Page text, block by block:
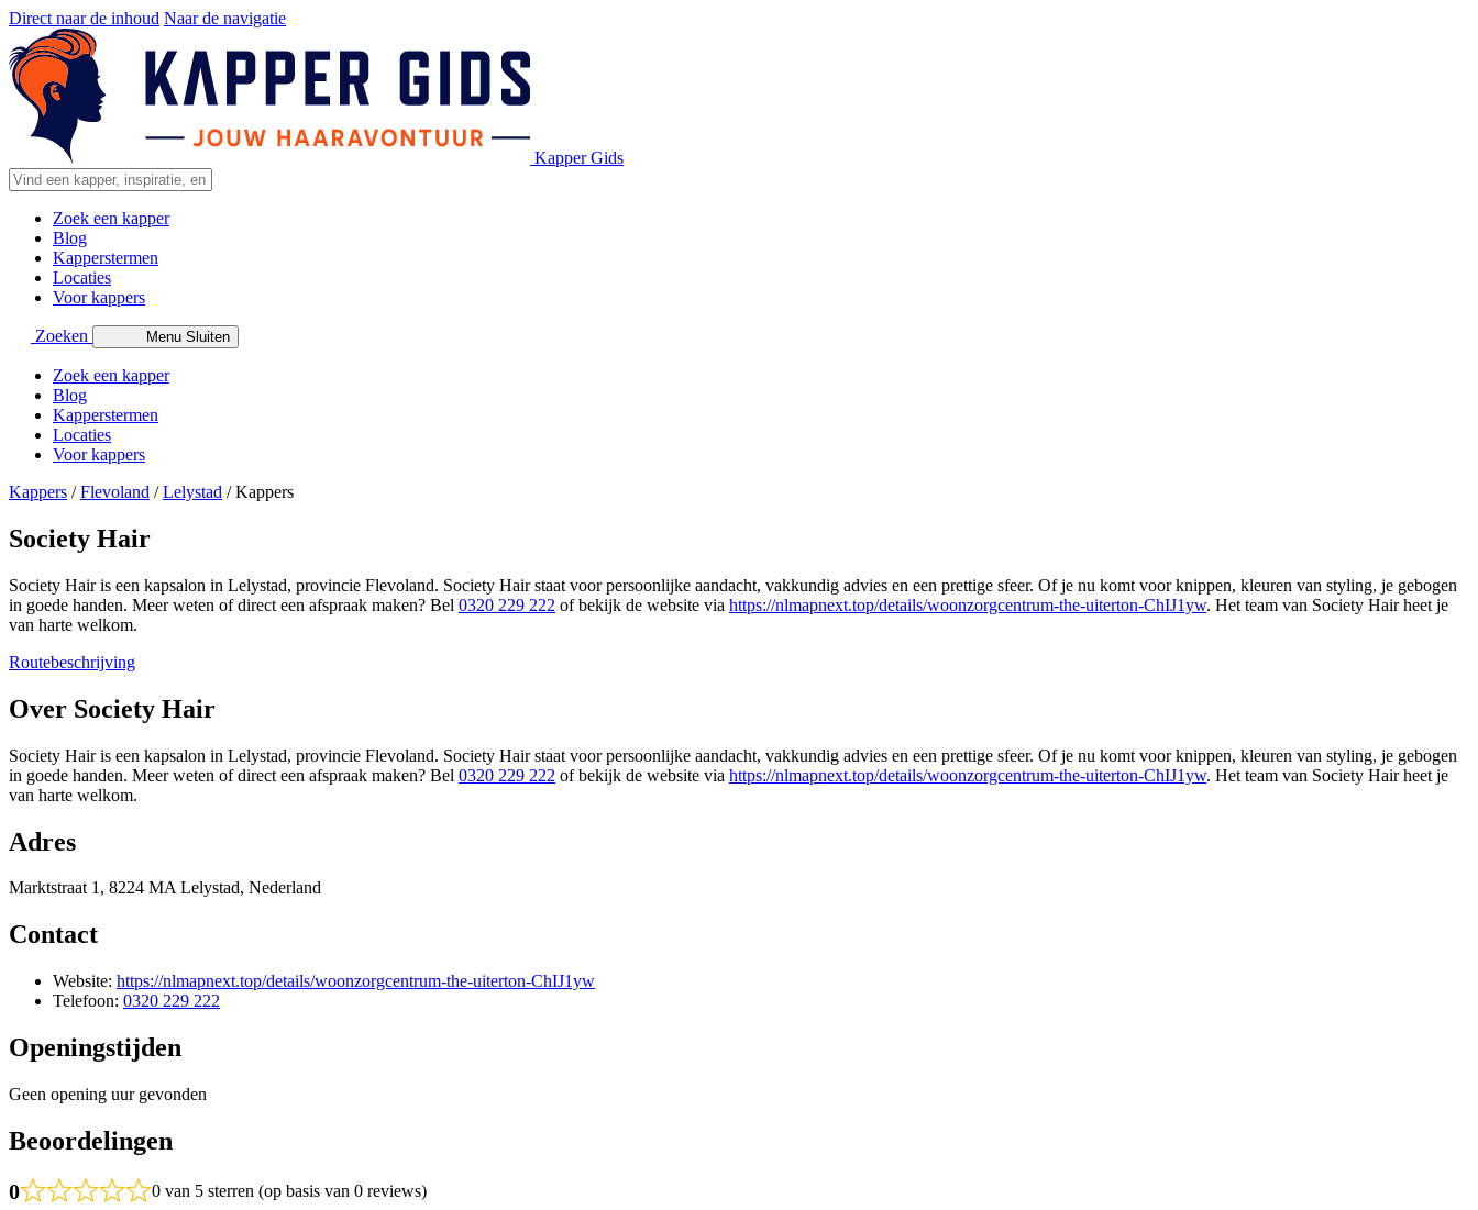
Direct naar de inhoud Naar de navigatie
Kapper Gids
Zoek een kapper
Blog
Kapperstermen
Locaties
Voor kappers
Zoeken Menu Sluiten
Zoek een kapper
Blog
Kapperstermen
Locaties
Voor kappers
Kappers /Flevoland /Lelystad /Kappers
Society Hair
Society Hair is een kapsalon in Lelystad, provincie Flevoland. Society Hair staat voor persoonlijke aandacht, vakkundig advies en een prettige sfeer. Of je nu komt voor knippen, kleuren van styling, je gebogen
in goede handen. Meer weten of direct een afspraak maken? Bel 0320 229 222 of bekijk de website via https://nlmapnext.top/details/woonzorgcentrum-the-uiterton-ChIJ1yw. Het team van Society Hair heet je
van harte welkom.
Routebeschrijving
+
Over Society Hair
Society Hair is een kapsalon in Lelystad, provincie Flevoland. Society Hair staat voor persoonlijke aandacht, vakkundig advies en een prettige sfeer. Of je nu komt voor knippen, kleuren van styling, je gebogen
in goede handen. Meer weten of direct een afspraak maken? Bel 0320 229 222 of bekijk de website via https://nlmapnext.top/details/woonzorgcentrum-the-uiterton-ChIJ1yw. Het team van Society Hair heet je
van harte welkom.
Adres
Marktstraat 1, 8224 MA Lelystad, Nederland
Contact
Website: https://nlmapnext.top/details/woonzorgcentrum-the-uiterton-ChIJ1yw
Telefoon: 0320 229 222
Openingstijden
Geen opening uur gevonden
Beoordelingen
0 0 van 5 sterren (op basis van 0 reviews)